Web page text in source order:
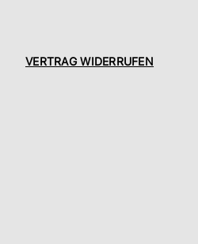
VERTRAG WIDERRUFEN